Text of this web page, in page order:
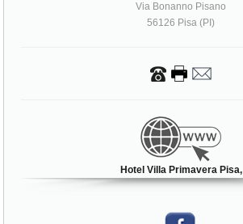
Via Bonanno Pisano
56126 Pisa (PI)
Hotel Villa Primavera Pisa,